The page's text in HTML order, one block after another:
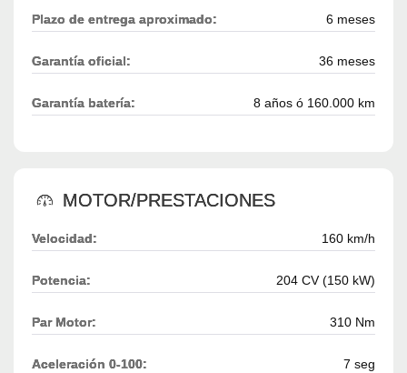
Plazo de entrega aproximado: 6 meses
Garantía oficial: 36 meses
Garantía batería: 8 años ó 160.000 km
MOTOR/PRESTACIONES
Velocidad: 160 km/h
Potencia: 204 CV (150 kW)
Par Motor: 310 Nm
Aceleración 0-100: 7 seg